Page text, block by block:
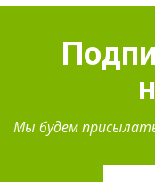
Мы будем